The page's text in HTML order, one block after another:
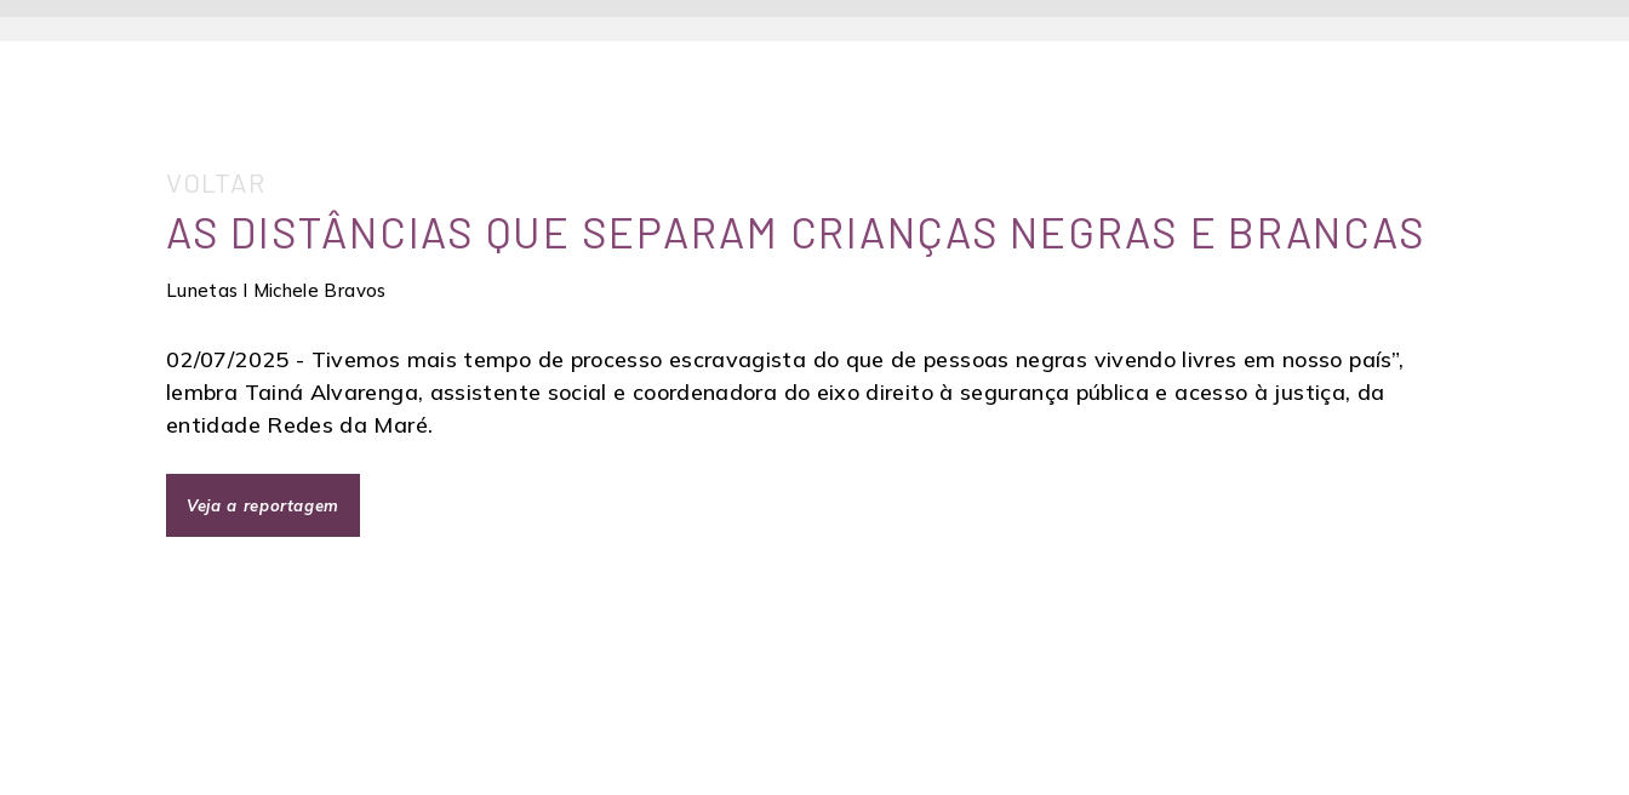
VOLTAR
AS DISTÂNCIAS QUE SEPARAM CRIANÇAS NEGRAS E BRANCAS
Lunetas l Michele Bravos
02/07/2025 - Tivemos mais tempo de processo escravagista do que de pessoas negras vivendo livres em nosso país”,
lembra Tainá Alvarenga, assistente social e coordenadora do eixo direito à segurança pública e acesso à justiça, da
entidade Redes da Maré.
Veja a reportagem